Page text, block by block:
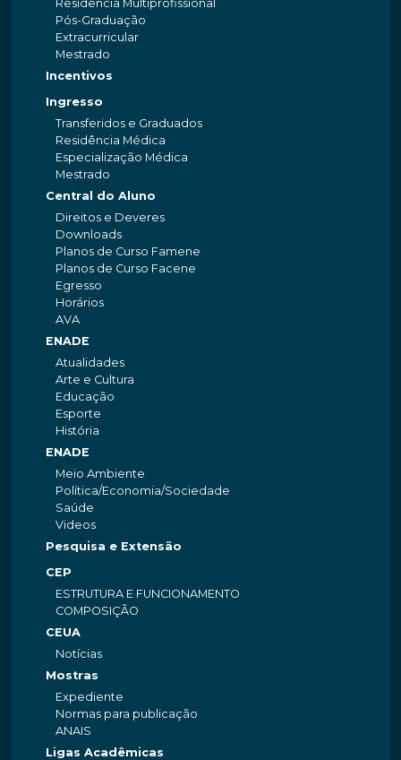
Residência Multiprofissional
Pós-Graduação
Extracurricular
Mestrado
Incentivos
Ingresso
Transferidos e Graduados
Residência Médica
Especialização Médica
Mestrado
Central do Aluno
Direitos e Deveres
Downloads
Planos de Curso Famene
Planos de Curso Facene
Egresso
Horários
AVA
ENADE
Atualidades
Arte e Cultura
Educação
Esporte
História
ENADE
Meio Ambiente
Política/Economia/Sociedade
Saúde
Videos
Pesquisa e Extensão
CEP
ESTRUTURA E FUNCIONAMENTO
COMPOSIÇÃO
CEUA
Notícias
Mostras
Expediente
Normas para publicação
ANAIS
Ligas Acadêmicas